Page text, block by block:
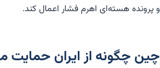
و پرونده هسته‌ای اهرم فشار اعمال کند.
چین چگونه از ایران حمایت